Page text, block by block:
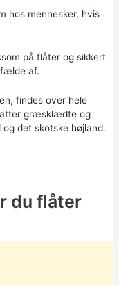
hos mennesker, hvis
på flåter og sikkert
af.
findes over hele
græsklædte og
det skotske højland.
du flåter